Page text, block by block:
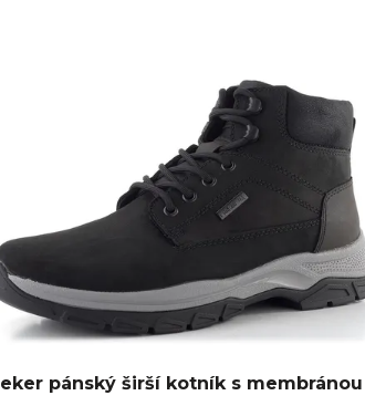
pánský širší kotník s membránou